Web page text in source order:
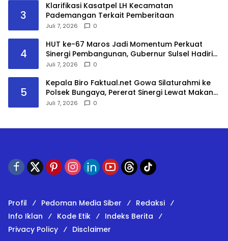
3
Klarifikasi Kasatpel LH Kecamatan
Pademangan Terkait Pemberitaan
Juli 7, 2026 0
4
HUT ke-67 Maros Jadi Momentum Perkuat
Sinergi Pembangunan, Gubernur Sulsel Hadiri
Paripurna DPRD
Juli 7, 2026 0
5
Kepala Biro Faktual.net Gowa Silaturahmi ke
Polsek Bungaya, Pererat Sinergi Lewat Makan
Bersama Personel
Juli 7, 2026 0
Profil Pedoman Media Siber
Redaksi
Info Iklan
Kode Etik
Indeks Berita
Privacy Policy
Disclaimer